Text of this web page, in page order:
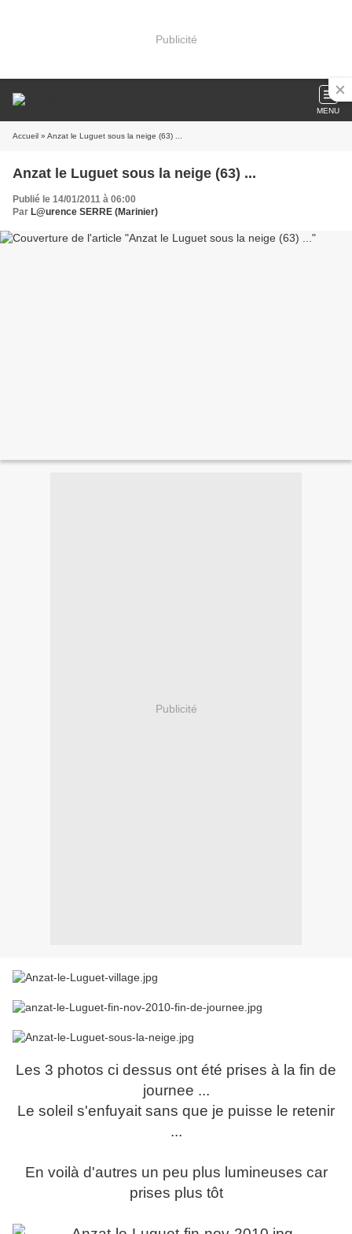
Publicité
MENU
Accueil » Anzat le Luguet sous la neige (63) ...
Anzat le Luguet sous la neige (63) ...
Publié le 14/01/2011 à 06:00
Par L@urence SERRE (Marinier)
Publicité
Les 3 photos ci dessus ont été prises à la fin de
journee ...
Le soleil s'enfuyait sans que je puisse le retenir
...
En voilà d'autres un peu plus lumineuses car
prises plus tôt